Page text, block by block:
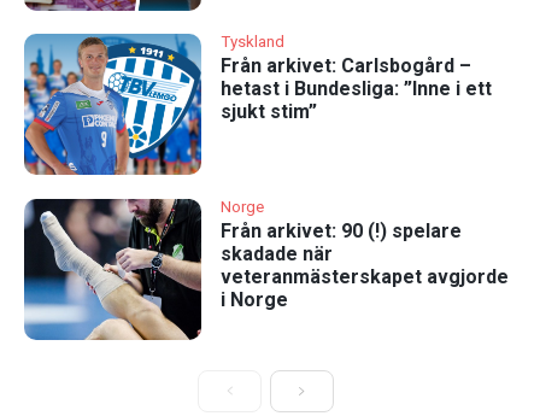
Tyskland
Från arkivet: Carlsbogård –
hetast i Bundesliga: ”Inne i ett
sjukt stim”
Norge
Från arkivet: 90 (!) spelare
skadade när
veteranmästerskapet avgjorde
i Norge